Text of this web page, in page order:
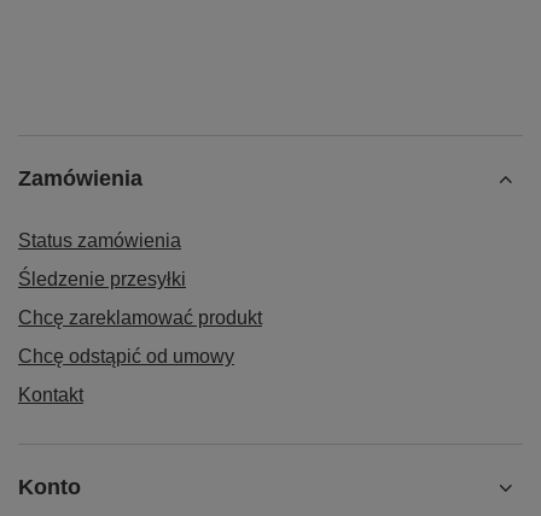
Zamówienia
Status zamówienia
Śledzenie przesyłki
Chcę zareklamować produkt
Chcę odstąpić od umowy
Kontakt
Konto